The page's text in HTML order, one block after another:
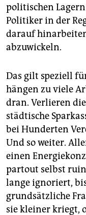
politischen
Politiker in der
darauf
abzuwickeln.
Das gilt speziell
hängen zu viele
dran. Verlieren
städtische
bei Hunderten
Und so weiter.
einen
partout selbst
lange ignoriert,
grundsätzliche
sie kleiner kriegt,